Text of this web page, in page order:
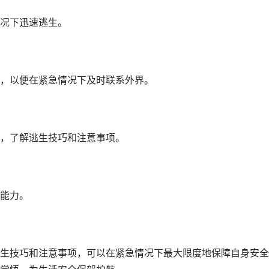
下迅速逃生。
以便在紧急情况下及时联系外界。
了解逃生技巧和注意事项。
力。
技巧和注意事项，可以在紧急情况下最大限度地保障自身安